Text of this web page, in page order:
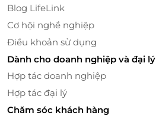
Blog LifeLink
Cơ hội nghề nghiệp
Điều khoản sử dụng
Dành cho doanh nghiệp và đại lý
Hợp tác doanh nghiệp
Hợp tác đại lý
Chăm sóc khách hàng